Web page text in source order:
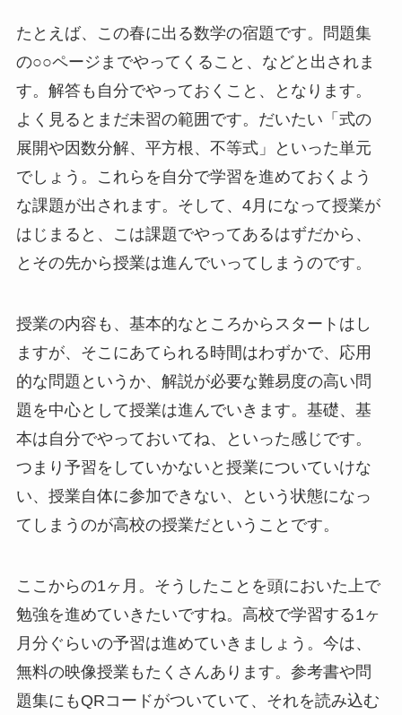
たとえば、この春に出る数学の宿題です。問題集
の○○ページまでやってくること、などと出されま
す。解答も自分でやっておくこと、となります。
よく見るとまだ未習の範囲です。だいたい「式の
展開や因数分解、平方根、不等式」といった単元
でしょう。これらを自分で学習を進めておくよう
な課題が出されます。そして、4月になって授業が
はじまると、こは課題でやってあるはずだから、
とその先から授業は進んでいってしまうのです。
授業の内容も、基本的なところからスタートはし
ますが、そこにあてられる時間はわずかで、応用
的な問題というか、解説が必要な難易度の高い問
題を中心として授業は進んでいきます。基礎、基
本は自分でやっておいてね、といった感じです。
つまり予習をしていかないと授業についていけな
い、授業自体に参加できない、という状態になっ
てしまうのが高校の授業だということです。
ここからの1ヶ月。そうしたことを頭においた上で
勉強を進めていきたいですね。高校で学習する1ヶ
月分ぐらいの予習は進めていきましょう。今は、
無料の映像授業もたくさんあります。参考書や問
題集にもQRコードがついていて、それを読み込む